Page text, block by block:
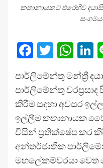
කතානායකට එරෙහිව
Facebook
පාර්ලිමේන්තු මන්ත්‍රී
පාර්ලිමේන්තු
කිරීම සඳහා අවසර
ඉල්ලීම කතානායක
විසින් ප්‍රතික්ෂේප කර
අන්තර්ජාතික
මහලේකම්වරයා වෙත